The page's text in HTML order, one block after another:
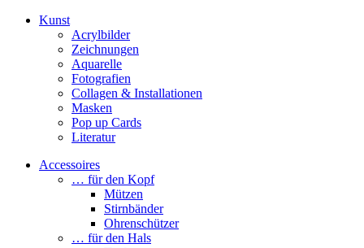
Kunst
Acrylbilder
Zeichnungen
Aquarelle
Fotografien
Collagen & Installationen
Masken
Pop up Cards
Literatur
Accessoires
… für den Kopf
Mützen
Stirnbänder
Ohrenschützer
… für den Hals